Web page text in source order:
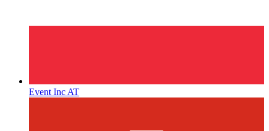
Event Inc AT